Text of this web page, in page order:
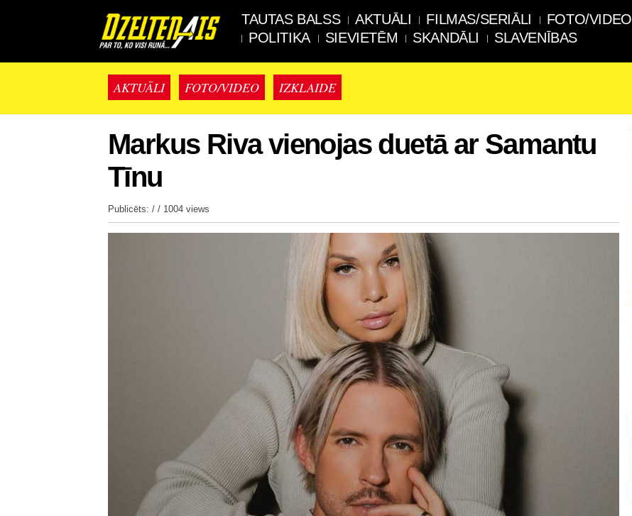
TAUTAS BALSS AKTUĀLI FILMAS/SERIĀLI FOTO/VIDEO
POLITIKA
SIEVIETĒM SKANDĀLI SLAVENĪBAS
AKTUĀLI FOTO/VIDEO IZKLAIDE
Markus Riva vienojas duetā ar Samantu
Tīnu
Publicēts: / / 1004 views